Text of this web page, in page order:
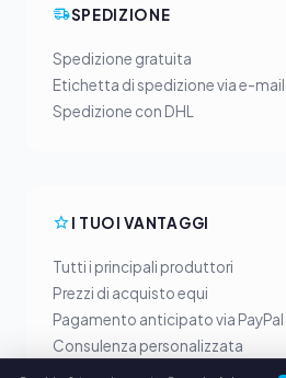
SPEDIZIONE
Spedizione gratuita
Etichetta di spedizione via e-mail
Spedizione con DHL
I TUOI VANTAGGI
Tutti i principali produttori
Prezzi di acquisto equi
Pagamento anticipato via PayPal
Consulenza personalizzata